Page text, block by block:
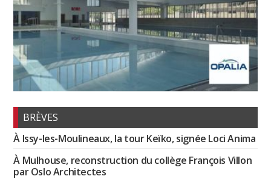
BRÈVES
À Issy-les-Moulineaux, la tour Keïko, signée Loci Anima
À Mulhouse, reconstruction du collège François Villon
par Oslo Architectes